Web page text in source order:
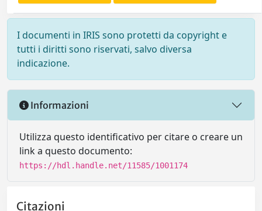
I documenti in IRIS sono protetti da copyright e
tutti i diritti sono riservati, salvo diversa
indicazione.
Informazioni
Utilizza questo identificativo per citare o creare un
link a questo documento:
https://hdl.handle.net/11585/1001174
Citazioni